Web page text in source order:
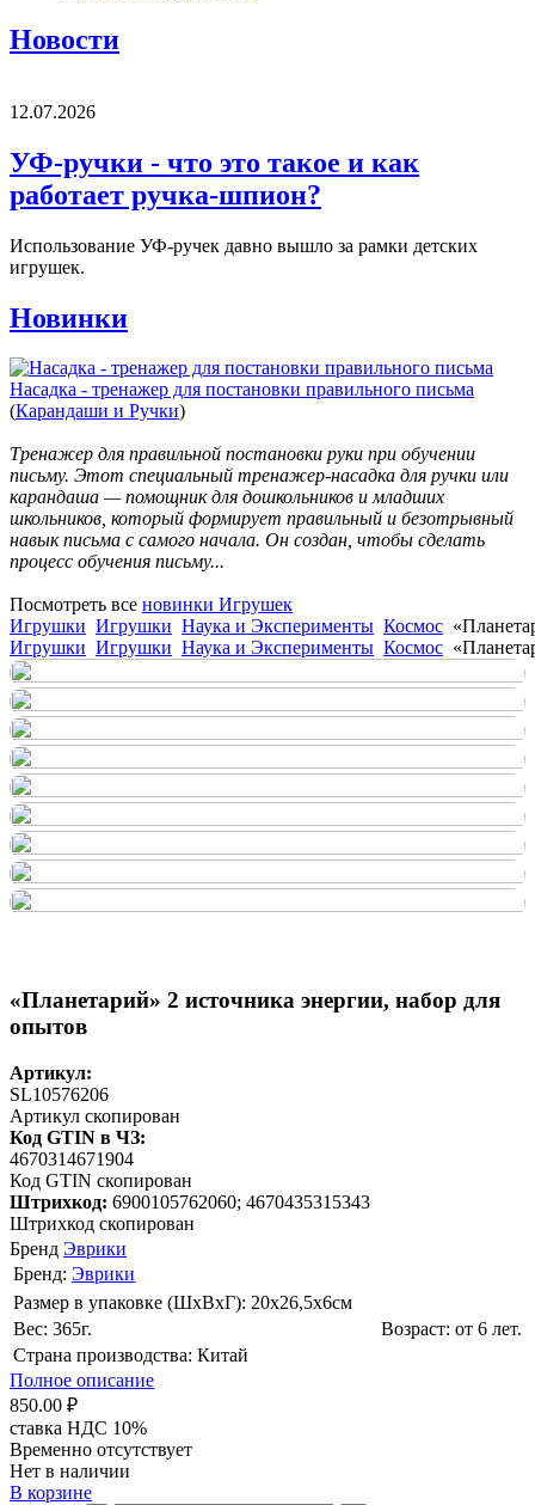
Новости
12.07.2026
УФ-ручки - что это такое и как
работает ручка-шпион?
Использование УФ-ручек давно вышло за рамки детских
игрушек.
Новинки
Насадка - тренажер для постановки правильного письма
(Карандаши и Ручки)
Тренажер для правильной постановки руки при обучении
письму. Этот специальный тренажер-насадка для ручки или
карандаша — помощник для дошкольников и младших
школьников, который формирует правильный и безотрывный
навык письма с самого начала. Он создан, чтобы сделать
процесс обучения письму...
Посмотреть все новинки Игрушек
Игрушки Игрушки Наука и Эксперименты Космос
Игрушки Игрушки Наука и Эксперименты Космос
«Планетарий» 2 источника энергии, набор для
опытов
Артикул:
SL10576206
Артикул скопирован
Код GTIN в ЧЗ:
4670314671904
Код GTIN скопирован
Штрихкод: 6900105762060; 4670435315343
Штрихкод скопирован
Бренд Эврики
Бренд: Эврики
Размер в упаковке (ШхВxГ): 20х26,5х6cм
Вес: 365г.
Возраст: от 6 лет.
Страна производства: Китай
Полное описание
850.00 ₽
ставка НДС 10%
Временно отсутствует
Нет в наличии
В корзине